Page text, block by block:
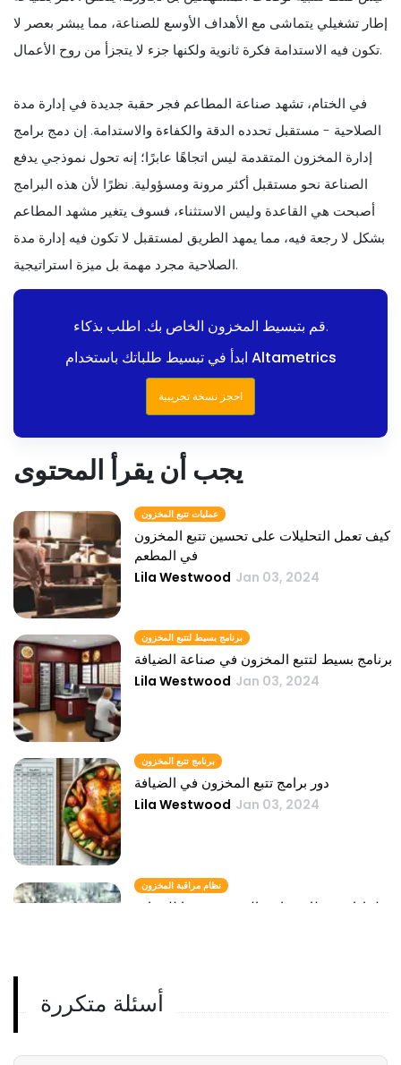
إطار تشغيلي يتماشى مع الأهداف الأوسع للصناعة، مما يبشر بعصر لا
تكون فيه الاستدامة فكرة ثانوية ولكنها جزء لا يتجزأ من روح الأعمال.
في الختام، تشهد صناعة المطاعم فجر حقبة جديدة في إدارة مدة
الصلاحية - مستقبل تحدده الدقة والكفاءة والاستدامة. إن دمج برامج
إدارة المخزون المتقدمة ليس اتجاهًا عابرًا؛ إنه تحول نموذجي يدفع
الصناعة نحو مستقبل أكثر مرونة ومسؤولية. نظرًا لأن هذه البرامج
أصبحت هي القاعدة وليس الاستثناء، فسوف يتغير مشهد المطاعم
بشكل لا رجعة فيه، مما يمهد الطريق لمستقبل لا تكون فيه إدارة مدة
الصلاحية مجرد مهمة بل ميزة استراتيجية.
قم بتبسيط المخزون الخاص بك. اطلب بذكاء.
ابدأ في تبسيط طلباتك باستخدام Altametrics
احجز نسخة تجريبية
يجب أن يقرأ المحتوى
عمليات تتبع المخزون
كيف تعمل التحليلات على تحسين تتبع المخزون
في المطعم
Lila Westwood Jan 03, 2024
برنامج بسيط لتتبع المخزون
برنامج بسيط لتتبع المخزون في صناعة الضيافة
Lila Westwood Jan 03, 2024
برنامج تتبع المخزون
دور برامج تتبع المخزون في الضيافة
Lila Westwood Jan 03, 2024
نظام مراقبة المخزون
لماذا يعد نظام مراقبة المخزون مهمًا للضيافة
أسئلة متكررة